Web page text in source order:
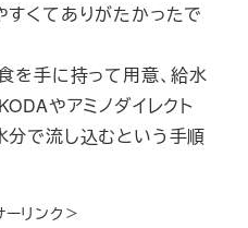
すくてありがたかったで
を手に持って用意、給水
やアミノダイレクト
分で流し込むという手順
リンク＞